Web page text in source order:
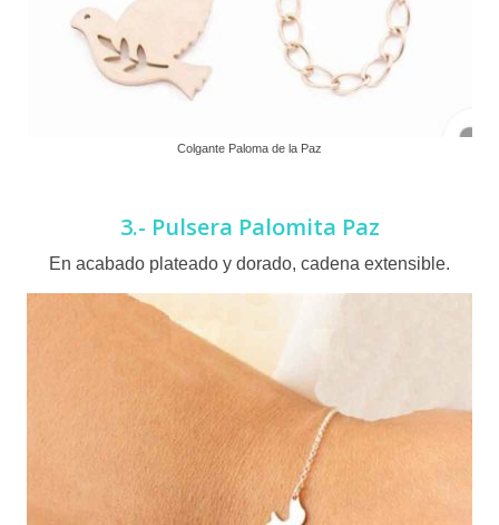
Colgante Paloma de la Paz
3.- Pulsera Palomita Paz
En acabado plateado y dorado, cadena extensible.